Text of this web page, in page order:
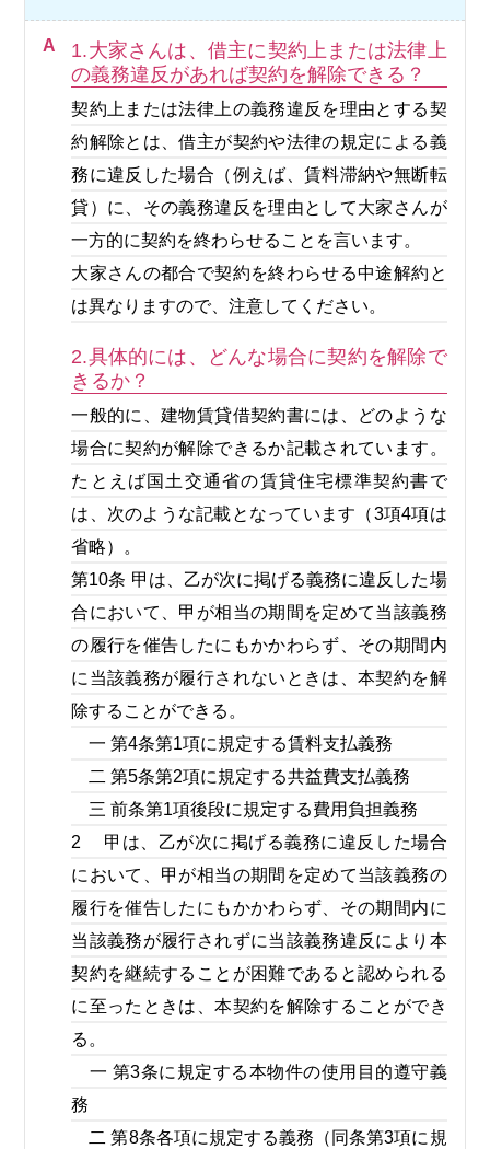
A
1.大家さんは、借主に契約上または法律上
の義務違反があれば契約を解除できる？
契約上または法律上の義務違反を理由とする契
約解除とは、借主が契約や法律の規定による義
務に違反した場合（例えば、賃料滞納や無断転
貸）に、その義務違反を理由として大家さんが
一方的に契約を終わらせることを言います。
大家さんの都合で契約を終わらせる中途解約と
は異なりますので、注意してください。
2.具体的には、どんな場合に契約を解除で
きるか？
一般的に、建物賃貸借契約書には、どのような
場合に契約が解除できるか記載されています。
たとえば国土交通省の賃貸住宅標準契約書で
は、次のような記載となっています（3項4項は
省略）。
第10条 甲は、乙が次に掲げる義務に違反した場
合において、甲が相当の期間を定めて当該義務
の履行を催告したにもかかわらず、その期間内
に当該義務が履行されないときは、本契約を解
除することができる。
一 第4条第1項に規定する賃料支払義務
二 第5条第2項に規定する共益費支払義務
三 前条第1項後段に規定する費用負担義務
2 甲は、乙が次に掲げる義務に違反した場合
において、甲が相当の期間を定めて当該義務の
履行を催告したにもかかわらず、その期間内に
当該義務が履行されずに当該義務違反により本
契約を継続することが困難であると認められる
に至ったときは、本契約を解除することができ
る。
一 第3条に規定する本物件の使用目的遵守義
務
二 第8条各項に規定する義務（同条第3項に規